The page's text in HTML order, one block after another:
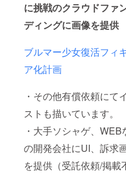
に挑戦のクラウドファ
ディングに画像を提供
ブルマー少女復活フィ
ア化計画
・その他有償依頼にて
ストも描いています。
・大手ソシャゲ、WEB
の開発会社にUI、訴求
を提供（受託依頼/掲載